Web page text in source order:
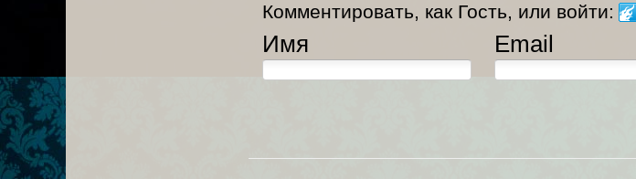
Комментировать, как Гость, или войти:
Имя Email